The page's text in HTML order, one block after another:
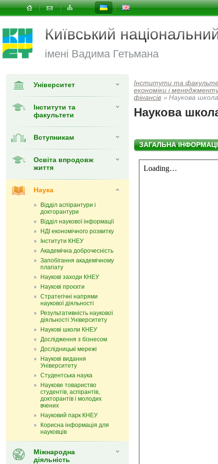
Київський
імені Вадима Гетьмана
Університет
Інститути та
факультети
Вступникам
Освіта впродовж
життя
Наука
Відділ аспірантури і
докторантури
Відділ наукової інформації
НДІ економічного розвитку
Інститути КНЕУ
Академічна доброчесність
Запобігання академічному
плагіату
Наукові заходи КНЕУ
Наукові проєкти
Стратегічні напрями
наукової діяльності
Результативність наукової
діяльності Університету
Наукові школи КНЕУ
Дослідження з бізнесом
Дослідницькі мережі
Наукові видання
Університету
Студентська наука
Наукове товариство
студентів, аспірантів,
докторантів і молодих
вчених
Науковий парк КНЕУ
Корисна інформація для
науковців
Міжнародна
діяльність
Інститути та
економiки i
фінансів » Наукова
Наукова
ЗАГАЛЬНА